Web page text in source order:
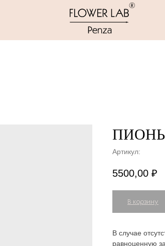
Артикул:
5500,00 ₽
В корзину
В случае
равноценную